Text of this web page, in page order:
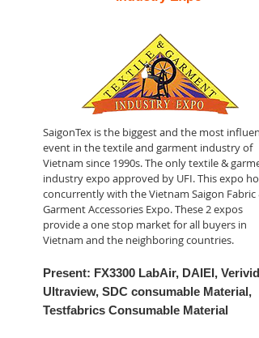
SaigonTex is the biggest and the most
event in the textile and garment industry of
Vietnam since 1990s. The only textile &
industry expo approved by UFI. This expo
concurrently with the Vietnam Saigon Fabric &
Garment Accessories Expo. These 2 expos
provide a one stop market for all buyers in
Vietnam and the neighboring countries.
Present: FX3300 LabAir, DAIEI, Verivide
Ultraview, SDC consumable Material,
Testfabrics Consumable Material